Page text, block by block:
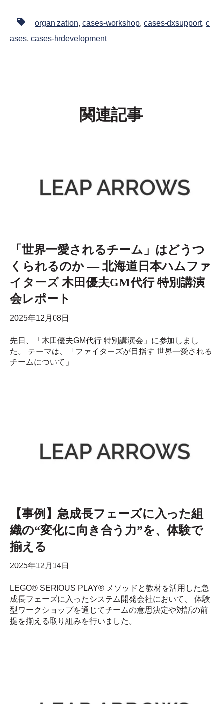
organization, cases-workshop, cases-dxsupport, c
ases, cases-hrdevelopment
関連記事
「世界一愛されるチーム」はどうつ
くられるのか ― 北海道日本ハムファ
イターズ 木田優夫GM代行 特別講演
会レポート
2025年12月08日
先日、「木田優夫GM代行 特別講演会」に参加しまし
た。 テーマは、「ファイターズが目指す 世界一愛される
チームについて」
【事例】急成長フェーズに入った組
織の“変化に向き合う力”を、体験で
揃える
2025年12月14日
LEGO® SERIOUS PLAY® メソッドと教材を活用した急
成長フェーズに入ったシステム開発会社において、 体験
型ワークショップを通じてチームの意思決定や対話の前
提を揃える取り組みを行いました。